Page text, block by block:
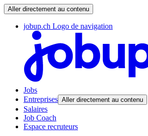
Aller directement au contenu
jobup.ch Logo de navigation
Jobs
Entreprises Aller directement au contenu
Salaires
Job Coach
Espace recruteurs